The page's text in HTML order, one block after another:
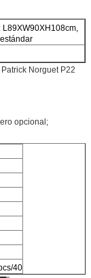
L89XW90XH108cm,
Norguet P22
opcional;
40